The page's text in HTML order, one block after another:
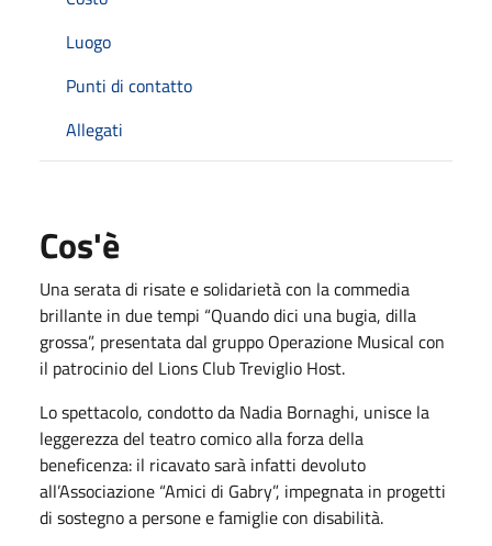
Luogo
Punti di contatto
Allegati
Cos'è
Una serata di risate e solidarietà con la commedia
brillante in due tempi “Quando dici una bugia, dilla
grossa”, presentata dal gruppo Operazione Musical con
il patrocinio del Lions Club Treviglio Host.
Lo spettacolo, condotto da Nadia Bornaghi, unisce la
leggerezza del teatro comico alla forza della
beneficenza: il ricavato sarà infatti devoluto
all’Associazione “Amici di Gabry”, impegnata in progetti
di sostegno a persone e famiglie con disabilità.